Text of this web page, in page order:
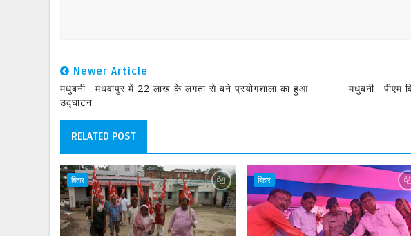
Newer Article
मधुबनी : मधवापुर में 22 लाख के लगता से बने प्रयोगशाला का हुआ
उद्घाटन
मधुबनी : पीएम
RELATED POST
बिहार बिहार